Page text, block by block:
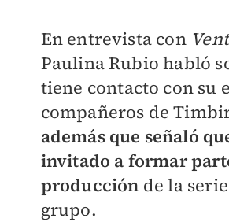
En entrevista con
Paulina Rubio habló
tiene contacto con su
compañeros de
además que señaló
invitado a formar
producción de la
grupo.